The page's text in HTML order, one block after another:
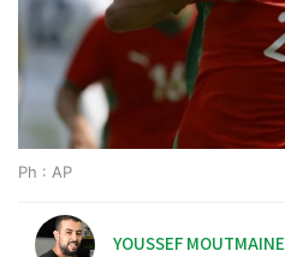
Ph : AP
YOUSSEF MOUTMAINE